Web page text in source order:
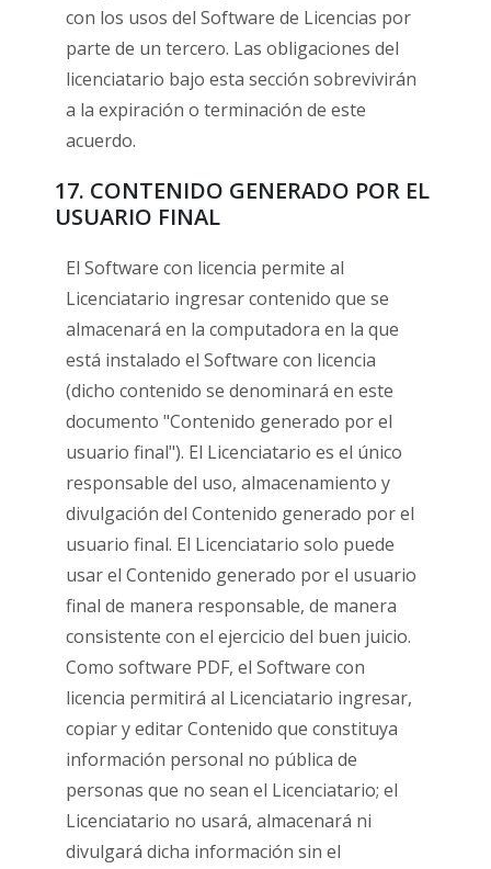
con los usos del Software de Licencias por
parte de un tercero. Las obligaciones del
licenciatario bajo esta sección sobrevivirán
a la expiración o terminación de este
acuerdo.
17. CONTENIDO GENERADO POR EL
USUARIO FINAL
El Software con licencia permite al
Licenciatario ingresar contenido que se
almacenará en la computadora en la que
está instalado el Software con licencia
(dicho contenido se denominará en este
documento "Contenido generado por el
usuario final"). El Licenciatario es el único
responsable del uso, almacenamiento y
divulgación del Contenido generado por el
usuario final. El Licenciatario solo puede
usar el Contenido generado por el usuario
final de manera responsable, de manera
consistente con el ejercicio del buen juicio.
Como software PDF, el Software con
licencia permitirá al Licenciatario ingresar,
copiar y editar Contenido que constituya
información personal no pública de
personas que no sean el Licenciatario; el
Licenciatario no usará, almacenará ni
divulgará dicha información sin el